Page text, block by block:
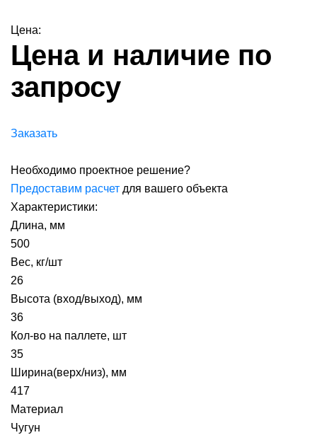
Цена:
Цена и наличие по
запросу
Заказать
Необходимо проектное решение?
Предоставим расчет для вашего объекта
Характеристики:
Длина, мм
500
Вес, кг/шт
26
Высота (вход/выход), мм
36
Кол-во на паллете, шт
35
Ширина(верх/низ), мм
417
Материал
Чугун